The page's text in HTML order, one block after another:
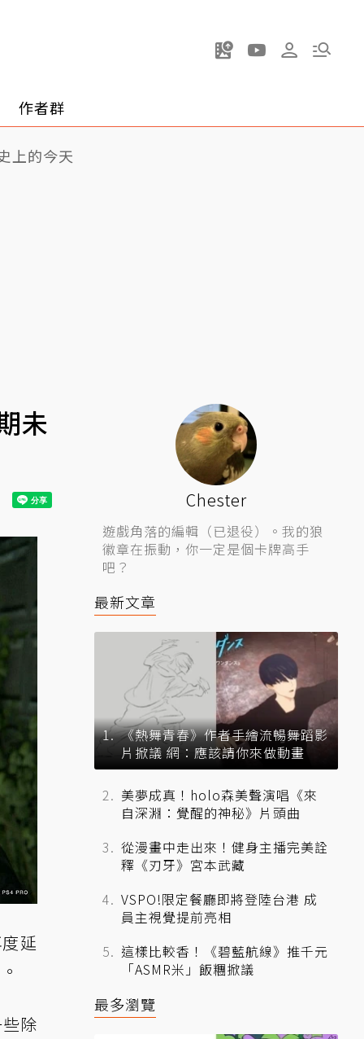
作者群
上的今天
未
延
除
Chester
遊戲角落的編輯（已退役）。我的狼
徽章在振動，你一定是個卡牌高手
吧？
最新文章
《熱舞青春》作者手繪流暢舞蹈影
片掀議 網：應該請你來做動畫
美夢成真！holo森美聲演唱《來
自深淵：覺醒的神秘》片頭曲
從漫畫中走出來！健身主播完美詮
釋《刃牙》宮本武藏
VSPO!限定餐廳即將登陸台港 成
員主視覺提前亮相
這樣比較香！《碧藍航線》推千元
「ASMR米」飯糰掀議
最多瀏覽